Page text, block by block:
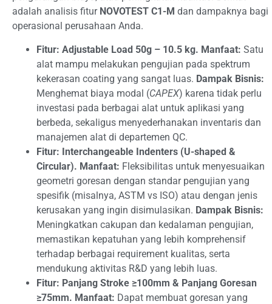
adalah analisis fitur NOVOTEST C1-M dan dampaknya bagi
operasional perusahaan Anda.
Fitur: Adjustable Load 50g – 10.5 kg. Manfaat: Satu
alat mampu melakukan pengujian pada spektrum
kekerasan coating yang sangat luas. Dampak Bisnis:
Menghemat biaya modal (CAPEX) karena tidak perlu
investasi pada berbagai alat untuk aplikasi yang
berbeda, sekaligus menyederhanakan inventaris dan
manajemen alat di departemen QC.
Fitur: Interchangeable Indenters (U-shaped &
Circular). Manfaat: Fleksibilitas untuk menyesuaikan
geometri goresan dengan standar pengujian yang
spesifik (misalnya, ASTM vs ISO) atau dengan jenis
kerusakan yang ingin disimulasikan. Dampak Bisnis:
Meningkatkan cakupan dan kedalaman pengujian,
memastikan kepatuhan yang lebih komprehensif
terhadap berbagai requirement kualitas, serta
mendukung aktivitas R&D yang lebih luas.
Fitur: Panjang Stroke ≥100mm & Panjang Goresan
≥75mm. Manfaat: Dapat membuat goresan yang